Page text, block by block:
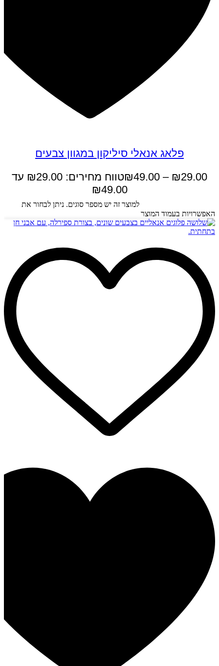
פלאג אנאלי סיליקון במגוון צבעים
₪29.00
–
₪49.00
טווח מחירים: ⁦₪29.00⁩ עד
⁦₪49.00⁩
למוצר זה יש מספר סוגים. ניתן לבחור את
האפשרויות בעמוד המוצר